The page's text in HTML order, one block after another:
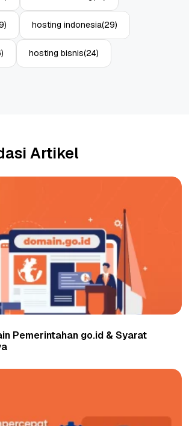
hosting indonesia(29)
hosting bisnis(24)
Artikel
Pemerintahan go.id & Syarat